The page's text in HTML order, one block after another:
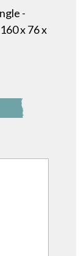
-
x 76 x